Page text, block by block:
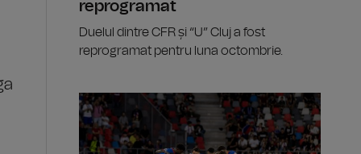
reprogramat
Duelul dintre CFR și “U” Cluj a fost
reprogramat pentru luna octombrie.